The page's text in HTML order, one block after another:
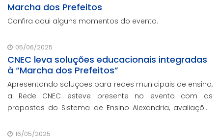
Marcha dos Prefeitos
Confira aqui alguns momentos do evento.
05/06/2025
CNEC leva soluções educacionais integradas
à “Marcha dos Prefeitos”
Apresentando soluções para redes municipais de ensino,
a Rede CNEC esteve presente no evento com as
propostas do Sistema de Ensino Alexandria, avaliações
escolar e parcerias com prefeituras durante ev
16/05/2025